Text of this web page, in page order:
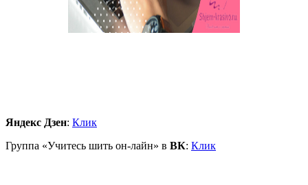
Яндекс Дзен: Клик
Группа «Учитесь шить он-лайн» в ВК: Клик